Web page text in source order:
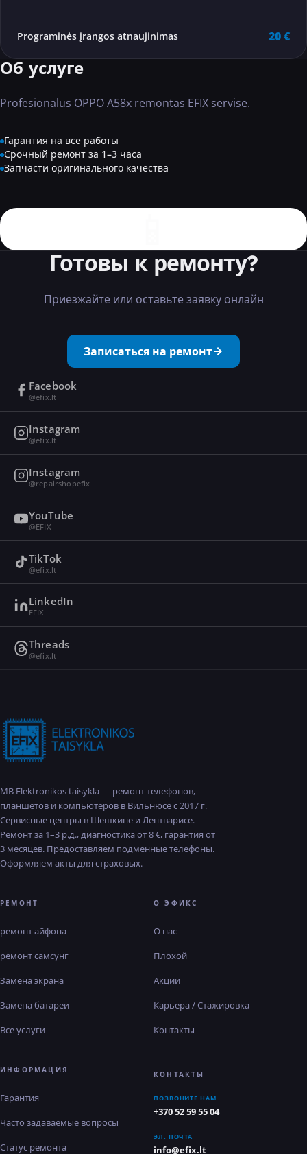
Programinės įrangos atnaujinimas 20 €
Об услуге
Profesionalus OPPO A58x remontas EFIX servise.
Гарантия на все работы
Срочный ремонт за 1–3 часа
Запчасти оригинального качества
Готовы к ремонту?
Приезжайте или оставьте заявку онлайн
Записаться на ремонт
Facebook
@efix.lt
Instagram
@efix.lt
Instagram
@repairshopefix
YouTube
@EFIX
TikTok
@efix.lt
LinkedIn
EFIX
Threads
@efix.lt
MB Elektronikos taisykla — ремонт телефонов,
планшетов и компьютеров в Вильнюсе с 2017 г.
Сервисные центры в Шешкине и Лентварисе.
Ремонт за 1–3 р.д., диагностика от 8 €, гарантия от
3 месяцев. Предоставляем подменные телефоны.
Оформляем акты для страховых.
РЕМОНТ
ремонт айфона
ремонт самсунг
Замена экрана
Замена батареи
Все услуги
О ЭФИКС
О нас
Плохой
Акции
Карьера / Стажировка
Контакты
ИНФОРМАЦИЯ
Гарантия
Часто задаваемые вопросы
Статус ремонта
КОНТАКТЫ
ПОЗВОНИТЕ НАМ
+370 52 59 55 04
ЭЛ. ПОЧТА
info@efix.lt